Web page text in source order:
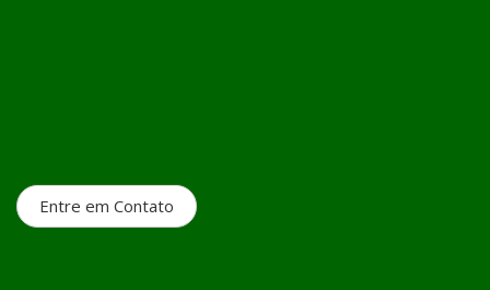
Entre em Contato